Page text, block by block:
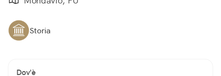
Storia
Dov'è